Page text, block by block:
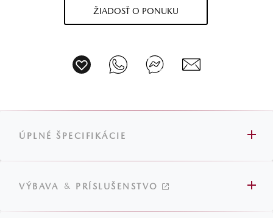
ŽIADOSŤ O PONUKU
ÚPLNÉ ŠPECIFIKÁCIE
VÝBAVA & PRÍSLUŠENSTVO